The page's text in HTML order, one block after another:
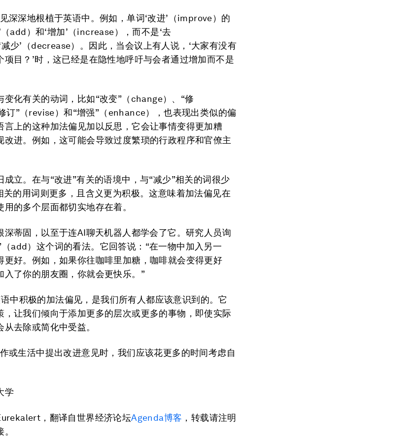
深深地根植于英语中。例如，单词‘改进’（improve）的
add）和‘增加’（increase），而不是‘去
少’（decrease）。因此，当会议上有人说，‘大家有没有
项目？’时，这已经是在隐性地呼吁与会者通过增加而不是
变化有关的动词，比如“改变”（change）、“修
订”（revise）和“增强”（enhance），也表现出类似的偏
言上的这种加法偏见加以反思，它会让事情变得更加糟
改进。例如，这可能会导致过度繁琐的行政程序和官僚主
成立。在与“改进”有关的语境中，与“减少”相关的词很少
关的用词则更多，且含义更为积极。这意味着加法偏见在
的多个层面都切实地存在着。
深蒂固，以至于连AI聊天机器人都学会了它。研究人员询
（add）这个词的看法。它回答说：“在一物中加入另一
更好。例如，如果你往咖啡里加糖，咖啡就会变得更好
入了你的朋友圈，你就会更快乐。”
中积极的加法偏见，是我们所有人都应该意识到的。它
，让我们倾向于添加更多的层次或更多的事物，即使实际
从去除或简化中受益。
或生活中提出改进意见时，我们应该花更多的时间考虑自
学
，翻译自世界经济论坛Agenda博客 ，转载请注明